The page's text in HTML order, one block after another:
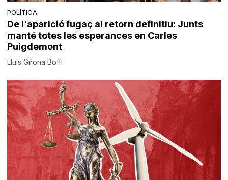
POLÍTICA
De l'aparició fugaç al retorn definitiu: Junts
manté totes les esperances en Carles
Puigdemont
Lluís Girona Boffi